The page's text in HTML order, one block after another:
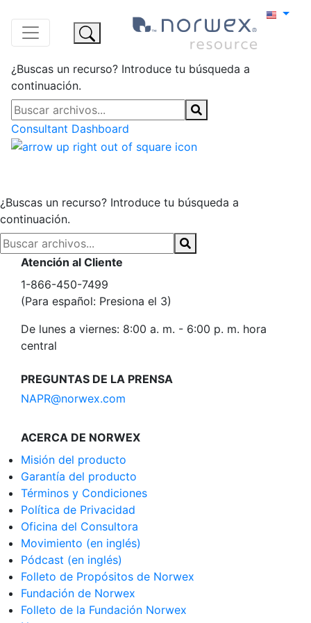
¿Buscas un recurso? Introduce tu búsqueda a
continuación.
Consultant Dashboard
¿Buscas un recurso? Introduce tu búsqueda a
continuación.
Atención al Cliente
1-866-450-7499
(Para español: Presiona el 3)
De lunes a viernes: 8:00 a. m. - 6:00 p. m. hora
central
PREGUNTAS DE LA PRENSA
NAPR@norwex.com
ACERCA DE NORWEX
Misión del producto
Garantía del producto
Términos y Condiciones
Política de Privacidad
Oficina del Consultora
Movimiento (en inglés)
Pódcast (en inglés)
Folleto de Propósitos de Norwex
Fundación de Norwex
Folleto de la Fundación Norwex